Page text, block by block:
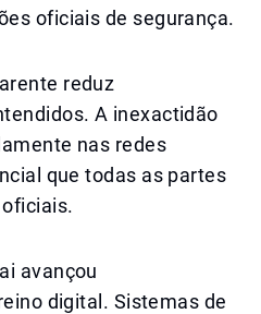
oficiais de segurança.
reduz
A inexactidão
nas redes
que todas as partes
avançou
digital. Sistemas de